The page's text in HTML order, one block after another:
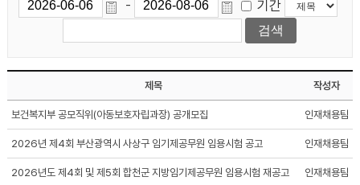
- 기간
제목 작성자
보건복지부 공모직위(아동보호자립과장) 공개모집 인재채용팀
2026년 제4회 부산광역시 사상구 임기제공무원 임용시험 공고 인재채용팀
2026년도 제4회 및 제5회 합천군 지방임기제공무원 임용시험 재공고 인재채용팀